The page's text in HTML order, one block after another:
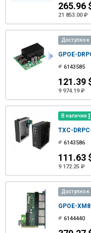
265.96
21 853.00 ₽
Доступно к
GPOE-
6143585
121.39
9 974.19 ₽
В наличии
TXC-
6143586
111.63
9 172.25 ₽
Доступно к
GPOE-
6144440